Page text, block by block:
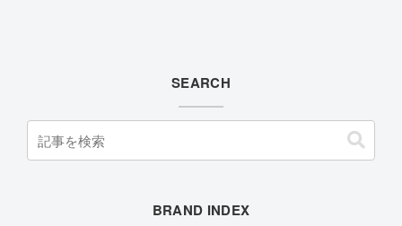
SEARCH
BRAND INDEX